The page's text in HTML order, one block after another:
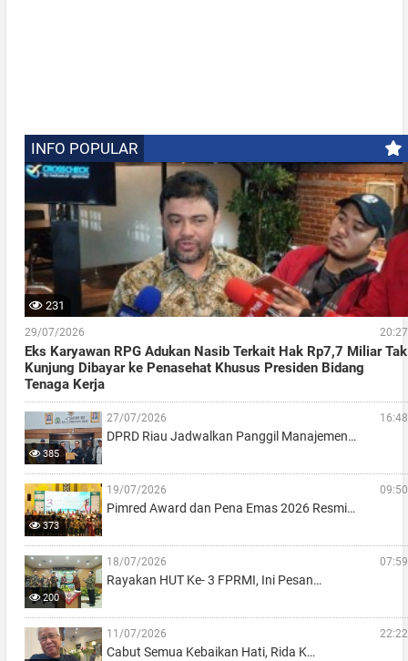
INFO POPULAR
231
29/07/2026 20:27
Eks Karyawan RPG Adukan Nasib Terkait Hak Rp7,7 Miliar Tak
Kunjung Dibayar ke Penasehat Khusus Presiden Bidang
Tenaga Kerja
385
27/07/2026 16:48
DPRD Riau Jadwalkan Panggil Manajemen…
373
19/07/2026 09:50
Pimred Award dan Pena Emas 2026 Resmi…
200
18/07/2026 07:59
Rayakan HUT Ke- 3 FPRMI, Ini Pesan…
11/07/2026 22:22
Cabut Semua Kebaikan Hati, Rida K…